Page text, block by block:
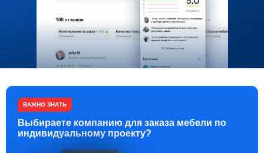
ВАЖНО ЗНАТЬ
Выбираете компанию для заказа мебели по
индивидуальному проекту?